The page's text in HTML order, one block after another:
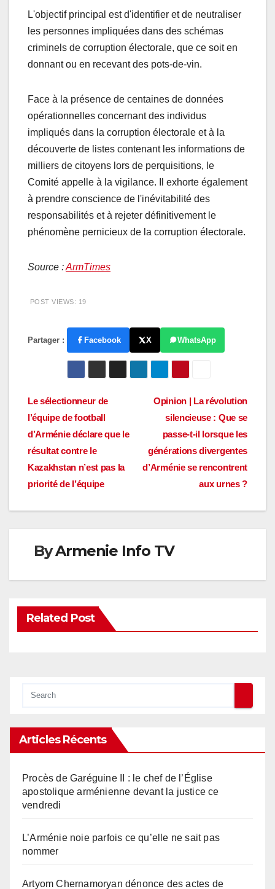
L'objectif principal est d'identifier et de neutraliser
les personnes impliquées dans des schémas
criminels de corruption électorale, que ce soit en
donnant ou en recevant des pots-de-vin.
Face à la présence de centaines de données
opérationnelles concernant des individus
impliqués dans la corruption électorale et à la
découverte de listes contenant les informations de
milliers de citoyens lors de perquisitions, le
Comité appelle à la vigilance. Il exhorte également
à prendre conscience de l'inévitabilité des
responsabilités et à rejeter définitivement le
phénomène pernicieux de la corruption électorale.
Source :ArmTimes
POST VIEWS: 19
Partager : Facebook X WhatsApp
Navigation
de
l’article
Opinion | La révolution
silencieuse : Que se
passe-t-il lorsque les
générations divergentes
d’Arménie se rencontrent
aux urnes ?
Le sélectionneur de
l’équipe de football
d’Arménie déclare que le
résultat contre le
Kazakhstan n’est pas la
priorité de l’équipe
ByArmenie Info TV
Related Post
Articles Récents
Procès de Garéguine II : le chef de l’Église
apostolique arménienne devant la justice ce
vendredi
L’Arménie noie parfois ce qu’elle ne sait pas
nommer
Artyom Chernamoryan dénonce des actes de